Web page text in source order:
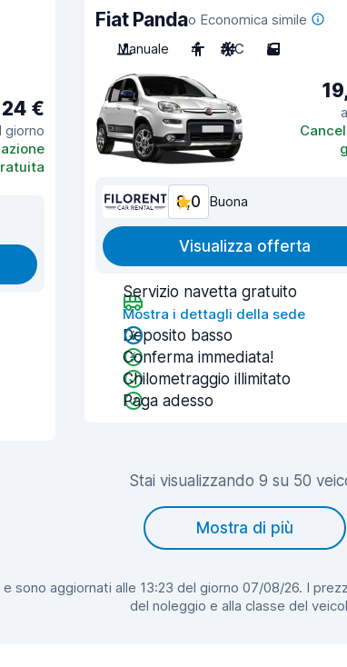
€
giorno
Fiat Pandao Economica simile
Manuale
4 A/C 5
8,0 Buona
Visualizza offerta
Servizio navetta gratuito
Mostra i dettagli della sede
Deposito basso
Conferma immediata!
Chilometraggio illimitato
Paga adesso
Stai visualizzando 9 su 50
Mostra di più
sono aggiornati alle 13:23 del giorno 07/08/26. I
del noleggio e alla classe del